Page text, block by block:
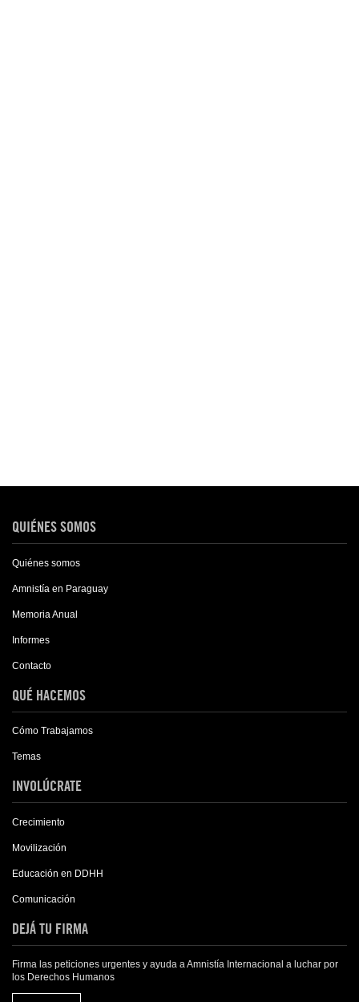
QUIÉNES SOMOS
Quiénes somos
Amnistía en Paraguay
Memoria Anual
Informes
Contacto
QUÉ HACEMOS
Cómo Trabajamos
Temas
INVOLÚCRATE
Crecimiento
Movilización
Educación en DDHH
Comunicación
DEJÁ TU FIRMA
Firma las peticiones urgentes y ayuda a Amnistía Internacional a luchar por
los Derechos Humanos